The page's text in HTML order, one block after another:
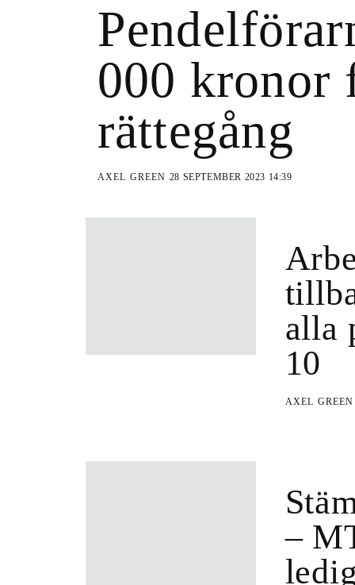
000 kronor
rättegång
AXEL GREEN 28 SEPTEMBER 2023 14:39
alla
10
AXEL GREEN
–